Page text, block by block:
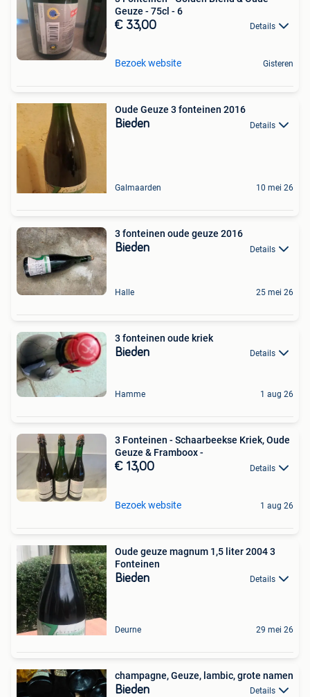
Geuze - 75cl - 6
€ 33,00 Details
Bezoek website Gisteren
Oude Geuze 3 fonteinen 2016
Bieden Details
Galmaarden 10 mei 26
3 fonteinen oude geuze 2016
Bieden Details
Halle 25 mei 26
3 fonteinen oude kriek
Bieden Details
Hamme 1 aug 26
3 Fonteinen - Schaarbeekse Kriek, Oude
Geuze & Framboox -
€ 13,00 Details
Bezoek website 1 aug 26
Oude geuze magnum 1,5 liter 2004 3
Fonteinen
Bieden Details
Deurne 29 mei 26
champagne, Geuze, lambic, grote namen
Bieden Details